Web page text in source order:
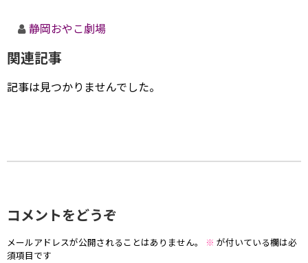
静岡おやこ劇場
関連記事
記事は見つかりませんでした。
コメントをどうぞ
メールアドレスが公開されることはありません。 ※ が付いている欄は必
須項目です